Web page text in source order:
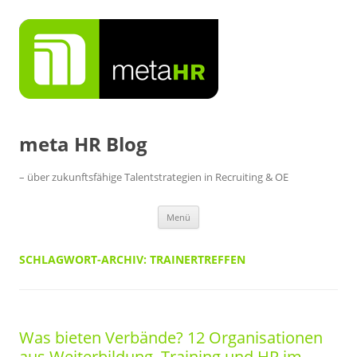
Inhalt
springen
meta HR Blog
– über zukunftsfähige Talentstrategien in Recruiting & OE
Menü
SCHLAGWORT-ARCHIV: TRAINERTREFFEN
Was bieten Verbände? 12 Organisationen